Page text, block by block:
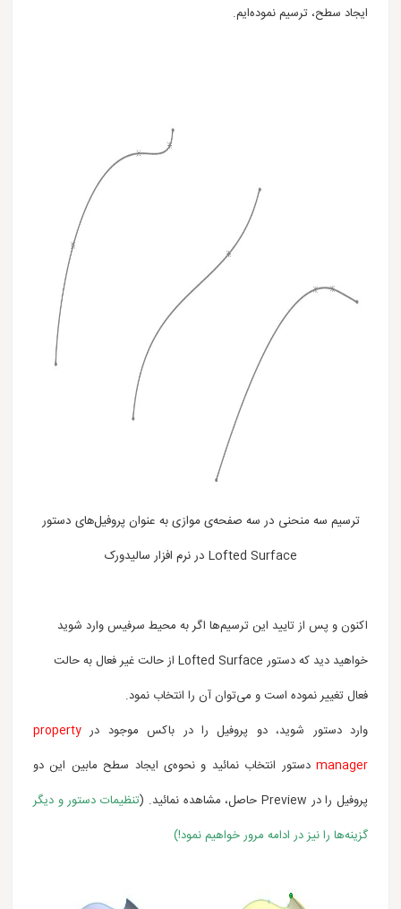
ایجاد سطح، ترسیم نموده‌ایم.
ترسیم سه منحنی در سه صفحه‌ی موازی به عنوان پروفیل‌های دستور
Lofted Surface در نرم افزار سالیدورک
اکنون و پس از تایید این ترسیم‌ها اگر به محیط سرفیس وارد شوید
خواهید دید که دستور Lofted Surface از حالت غیر فعال به حالت
فعال تغییر نموده است و می‌توان آن را انتخاب نمود.
وارد دستور شوید، دو پروفیل را در باکس موجود در property
manager دستور انتخاب نمائید و نحوه‌ی ایجاد سطح مابین این دو
پروفیل رادر Preview حاصل، مشاهده نمائید. (تنظیمات دستور و دیگر
گزینه‌ها را نیز در ادامه مرور خواهیم نمود!)